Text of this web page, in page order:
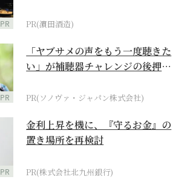
PR PR(濵田酒造)
PR
「ヤブサメの声をもう一度聴きた
い」が補聴器チャレンジの後押し
PR(ソノヴァ・ジャパン株式会社)
PR
金利上昇を機に、『守るお金』の
置き場所を再検討
PR(株式会社北九州銀行)